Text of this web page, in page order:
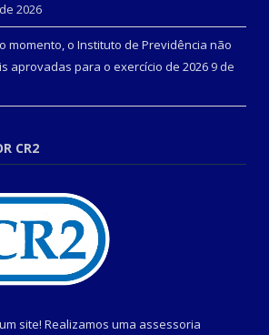
2026
momento, o Instituto de Previdência não
aprovadas para o exercício de 2026 9 de
CR2
site! Realizamos uma assessoria